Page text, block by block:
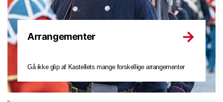
Arrangementer
Gå ikke glip af Kastellets mange forskellige arrangementer